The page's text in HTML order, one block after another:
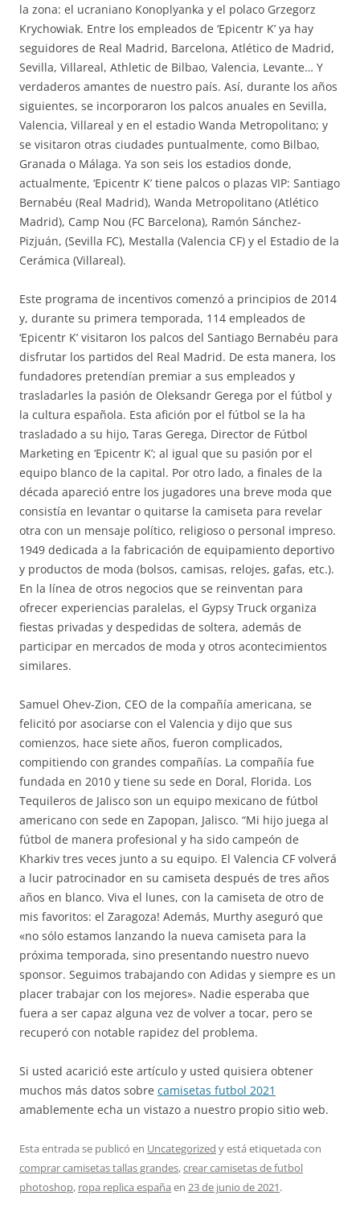
la zona: el ucraniano Konoplyanka y el polaco Grzegorz
Krychowiak. Entre los empleados de ‘Epicentr K’ ya hay
seguidores de Real Madrid, Barcelona, Atlético de Madrid,
Sevilla, Villareal, Athletic de Bilbao, Valencia, Levante… Y
verdaderos amantes de nuestro país. Así, durante los años
siguientes, se incorporaron los palcos anuales en Sevilla,
Valencia, Villareal y en el estadio Wanda Metropolitano; y
se visitaron otras ciudades puntualmente, como Bilbao,
Granada o Málaga. Ya son seis los estadios donde,
actualmente, ‘Epicentr K’ tiene palcos o plazas VIP: Santiago
Bernabéu (Real Madrid), Wanda Metropolitano (Atlético
Madrid), Camp Nou (FC Barcelona), Ramón Sánchez-
Pizjuán, (Sevilla FC), Mestalla (Valencia CF) y el Estadio de la
Cerámica (Villareal).
Este programa de incentivos comenzó a principios de 2014
y, durante su primera temporada, 114 empleados de
‘Epicentr K’ visitaron los palcos del Santiago Bernabéu para
disfrutar los partidos del Real Madrid. De esta manera, los
fundadores pretendían premiar a sus empleados y
trasladarles la pasión de Oleksandr Gerega por el fútbol y
la cultura española. Esta afición por el fútbol se la ha
trasladado a su hijo, Taras Gerega, Director de Fútbol
Marketing en ‘Epicentr K’; al igual que su pasión por el
equipo blanco de la capital. Por otro lado, a finales de la
década apareció entre los jugadores una breve moda que
consistía en levantar o quitarse la camiseta para revelar
otra con un mensaje político, religioso o personal impreso.
1949 dedicada a la fabricación de equipamiento deportivo
y productos de moda (bolsos, camisas, relojes, gafas, etc.).
En la línea de otros negocios que se reinventan para
ofrecer experiencias paralelas, el Gypsy Truck organiza
fiestas privadas y despedidas de soltera, además de
participar en mercados de moda y otros acontecimientos
similares.
Samuel Ohev-Zion, CEO de la compañía americana, se
felicitó por asociarse con el Valencia y dijo que sus
comienzos, hace siete años, fueron complicados,
compitiendo con grandes compañías. La compañía fue
fundada en 2010 y tiene su sede en Doral, Florida. Los
Tequileros de Jalisco son un equipo mexicano de fútbol
americano con sede en Zapopan, Jalisco. “Mi hijo juega al
fútbol de manera profesional y ha sido campeón de
Kharkiv tres veces junto a su equipo. El Valencia CF volverá
a lucir patrocinador en su camiseta después de tres años
años en blanco. Viva el lunes, con la camiseta de otro de
mis favoritos: el Zaragoza! Además, Murthy aseguró que
«no sólo estamos lanzando la nueva camiseta para la
próxima temporada, sino presentando nuestro nuevo
sponsor. Seguimos trabajando con Adidas y siempre es un
placer trabajar con los mejores». Nadie esperaba que
fuera a ser capaz alguna vez de volver a tocar, pero se
recuperó con notable rapidez del problema.
Si usted acarició este artículo y usted quisiera obtener
muchos más datos sobre camisetas futbol 2021
amablemente echa un vistazo a nuestro propio sitio web.
Esta entrada se publicó en Uncategorized y está etiquetada con
comprar camisetas tallas grandes,crear camisetas de futbol
photoshop, ropa replica españa en 23 de junio de 2021.